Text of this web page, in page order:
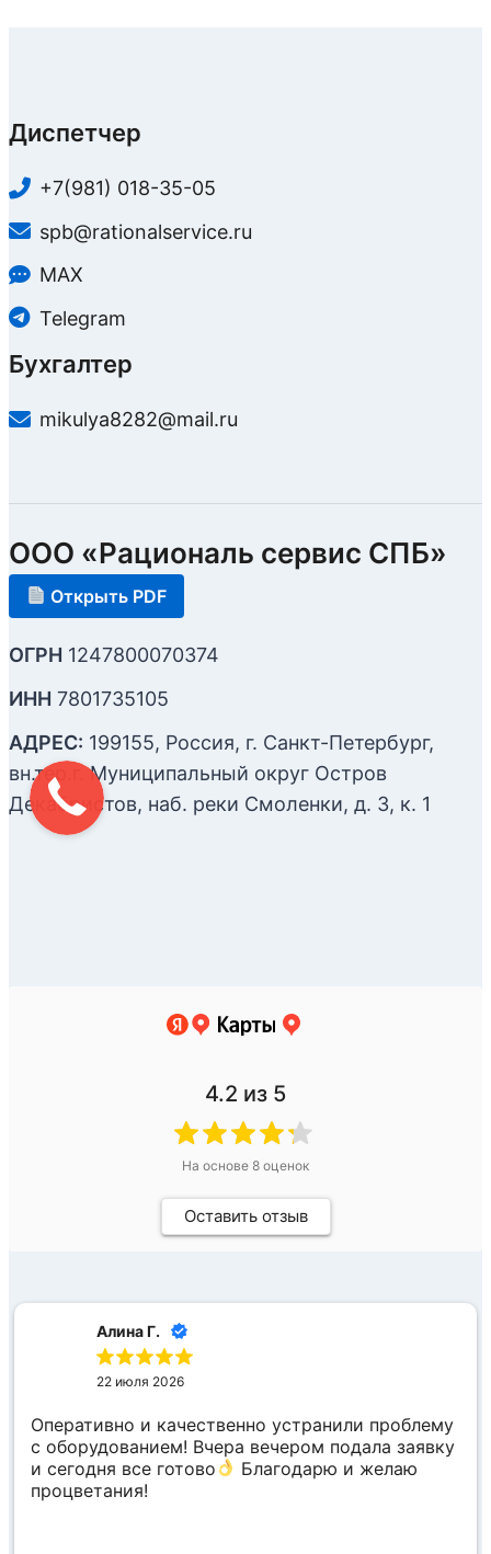
Диспетчер
+7(981) 018-35-05
spb@rationalservice.ru
MAX
Telegram
Бухгалтер
mikulya8282@mail.ru
ООО «Рациональ сервис СПБ»
Открыть PDF
ОГРН 1247800070374
ИНН 7801735105
АДРЕС: 199155, Россия, г. Санкт-Петербург,
вн.тер.г. Муниципальный округ Остров
Декабристов, наб. реки Смоленки, д. 3, к. 1
4.2 из 5
На основе 8 оценок
Оставить отзыв
Алина Г.
22 июля 2026
Оперативно и качественно устранили проблему
с оборудованием! Вчера вечером подала заявку
и сегодня все готово
Благодарю и желаю
процветания!